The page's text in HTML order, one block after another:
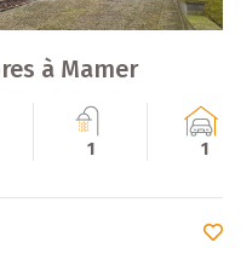
à Mamer
1 1